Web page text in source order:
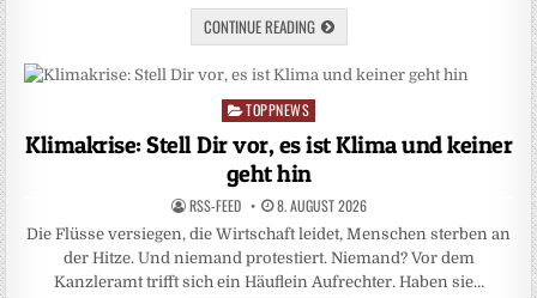
CONTINUE READING
Posted
TOPPNEWS
Klimakrise: Stell Dir vor, es ist Klima und keiner
geht hin
RSS-FEED 8. AUGUST 2026
Die Flüsse versiegen, die Wirtschaft leidet, Menschen sterben an
der Hitze. Und niemand protestiert. Niemand? Vor dem
Kanzleramt trifft sich ein Häuflein Aufrechter. Haben sie…